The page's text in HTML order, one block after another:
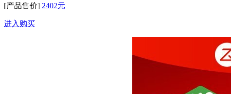
[产品售价] 2402元
进入购买